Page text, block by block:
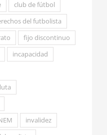
club de fútbol
del futbolista
fijo discontinuo
incapacidad
invalidez